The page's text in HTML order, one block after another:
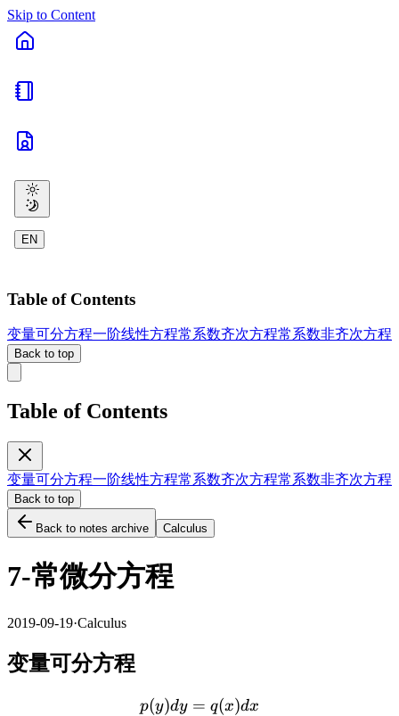
Skip to Content
EN
Table of Contents
变量可分方程一阶线性方程常系数齐次方程常系数非齐次方程
Back to top
Table of Contents
变量可分方程一阶线性方程常系数齐次方程常系数非齐次方程
Back to top
Back to notes archive Calculus
7-常微分方程
2019-09-19·Calculus
变量可分方程
p(y)dy=q(x)dx
p(y)dy = q(x)dx